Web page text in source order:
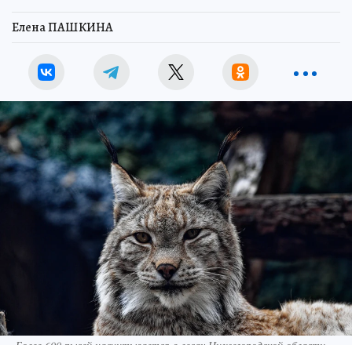
Елена ПАШКИНА